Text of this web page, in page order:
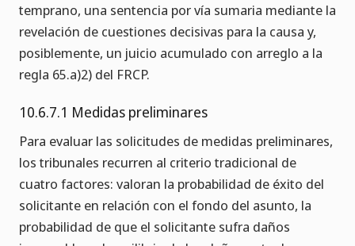
temprano, una sentencia por vía sumaria mediante la
revelación de cuestiones decisivas para la causa y,
posiblemente, un juicio acumulado con arreglo a la
regla 65.a)2) del FRCP.
10.6.7.1 Medidas preliminares
Para evaluar las solicitudes de medidas preliminares,
los tribunales recurren al criterio tradicional de
cuatro factores: valoran la probabilidad de éxito del
solicitante en relación con el fondo del asunto, la
probabilidad de que el solicitante sufra daños